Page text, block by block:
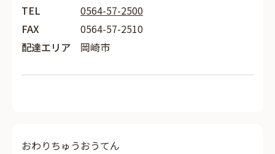
TEL
0564-57-2500
FAX
0564-57-2510
配達エリア
岡崎市
おわりちゅうおうてん